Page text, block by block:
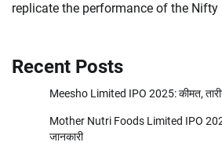
replicate the performance of the Nifty
Recent Posts
Meesho Limited IPO 2025: कीमत,
Mother Nutri Foods Limited IPO
जानकारी